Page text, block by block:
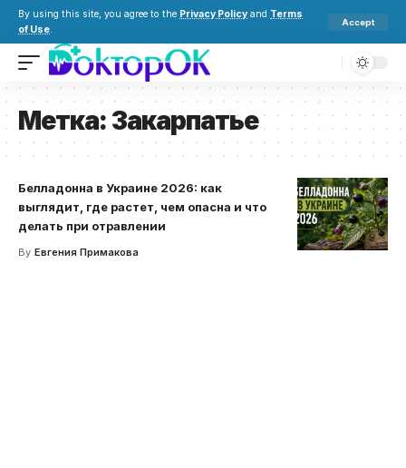
By using this site, you agree to the Privacy Policy and Terms
of Use.
Accept
Метка: Закарпатье
Белладонна в Украине 2026: как
выглядит, где растет, чем опасна и что
делать при отравлении
By Евгения Примакова